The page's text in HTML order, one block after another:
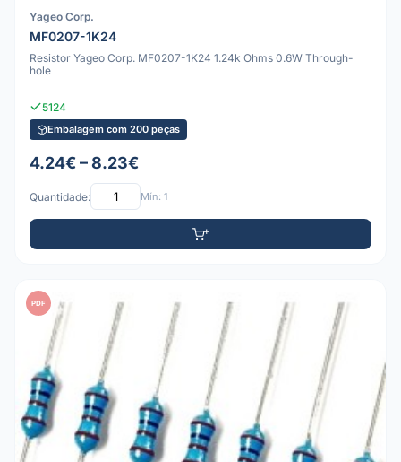
Yageo Corp.
MF0207-1K24
Resistor Yageo Corp. MF0207-1K24 1.24k Ohms 0.6W Through-
hole
5124
Embalagem com 200 peças
4.24€ – 8.23€
Quantidade: Mín: 1
PDF